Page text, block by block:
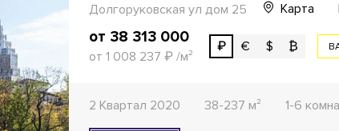
Долгоруковская ул дом 25 Карта
от 38 313 000
от 1 008 237₽ /м²
₽ € $ ₿
2 Квартал 2020 38-237 м² 1-6